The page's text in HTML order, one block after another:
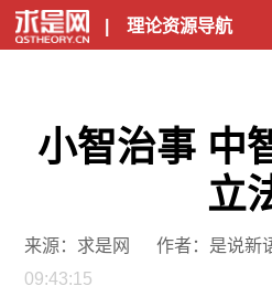
| 理论资源导航
小智治事 中
立
来源：求是网 作者：是说新
09:43:15